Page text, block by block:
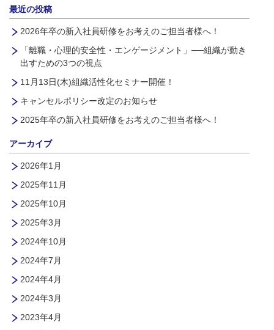
最近の投稿
2026年卒の新入社員研修をお考えのご担当者様へ！
「離職・心理的安全性・エンゲージメント」──組織が動き
出すための3つの視点
11月13日(木)組織活性化セミナー開催！
キャンセルポリシー改定のお知らせ
2025年卒の新入社員研修をお考えのご担当者様へ！
アーカイブ
2026年1月
2025年11月
2025年10月
2025年3月
2024年10月
2024年7月
2024年4月
2024年3月
2023年4月